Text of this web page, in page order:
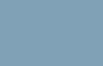
Facebook pagina
ús Twitter pagina
Besjoch ús Instagram
besjoch ús LinkedIn